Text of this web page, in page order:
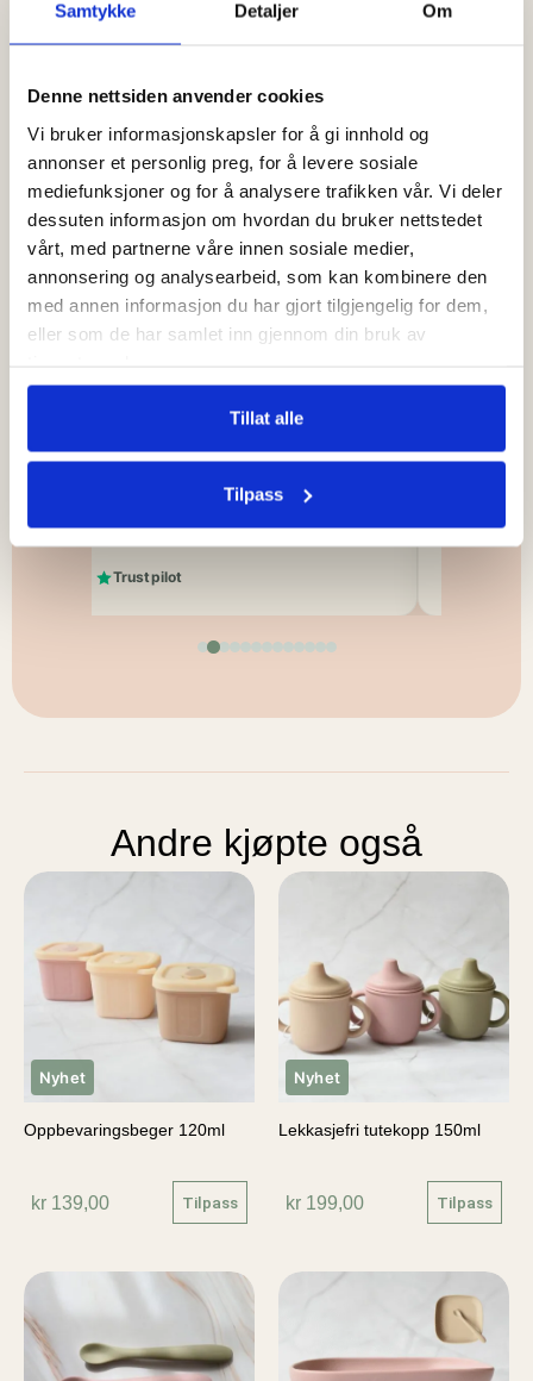
Samtykke Detaljer Om
Denne nettsiden anvender cookies
Vi bruker informasjonskapsler for å gi innhold og
annonser et personlig preg, for å levere sosiale
mediefunksjoner og for å analysere trafikken vår. Vi deler
dessuten informasjon om hvordan du bruker nettstedet
vårt, med partnerne våre innen sosiale medier,
annonsering og analysearbeid, som kan kombinere den
med annen informasjon du har gjort tilgjengelig for dem,
eller som de har samlet inn gjennom din bruk av
Tillat alle
Tilpass
5.0 4.5
Clarice Kalonda
27. juni 2026
babyen 😊
Trustpilot
CN
tekster på
Andre kjøpte også
Nyhet
Oppbevaringsbeger 120ml
kr 139,00 Tilpass
Nyhet
Lekkasjefri tutekopp 150ml
kr 199,00 Tilpass